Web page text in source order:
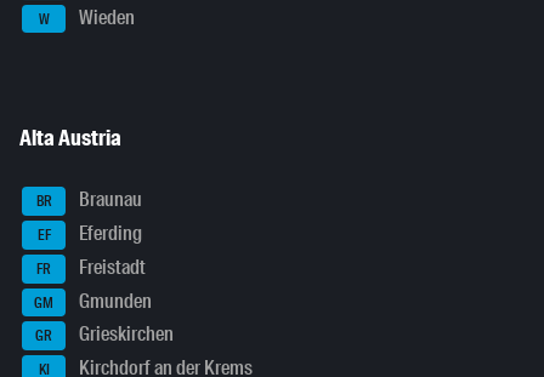
W Wieden
Alta Austria
BR Braunau
EF Eferding
FR Freistadt
GM Gmunden
GR Grieskirchen
KI Kirchdorf an der Krems